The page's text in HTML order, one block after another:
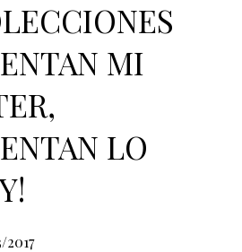
MI
LO
2017